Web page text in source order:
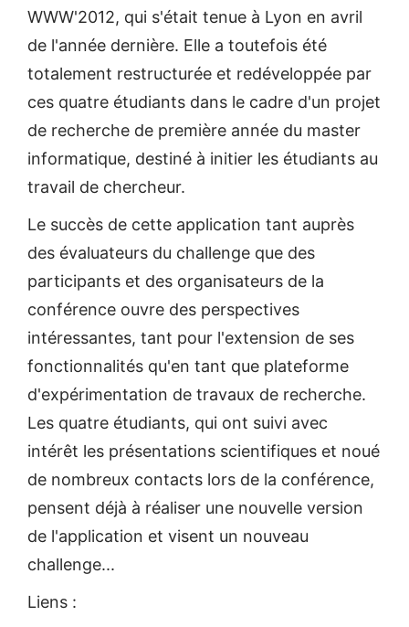
WWW'2012, qui s'était tenue à Lyon en avril
de l'année dernière. Elle a toutefois été
totalement restructurée et redéveloppée par
ces quatre étudiants dans le cadre d'un projet
de recherche de première année du master
informatique, destiné à initier les étudiants au
travail de chercheur.
Le succès de cette application tant auprès
des évaluateurs du challenge que des
participants et des organisateurs de la
conférence ouvre des perspectives
intéressantes, tant pour l'extension de ses
fonctionnalités qu'en tant que plateforme
d'expérimentation de travaux de recherche.
Les quatre étudiants, qui ont suivi avec
intérêt les présentations scientifiques et noué
de nombreux contacts lors de la conférence,
pensent déjà à réaliser une nouvelle version
de l'application et visent un nouveau
challenge...
Liens :